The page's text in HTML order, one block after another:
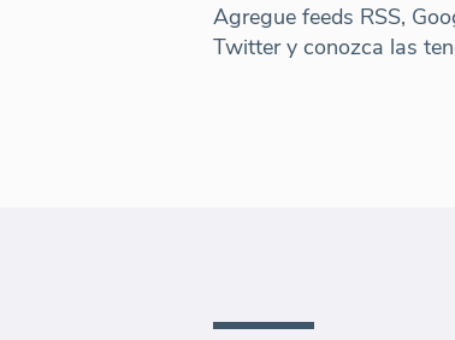
Agregue feeds RSS,
Twitter y conozca las